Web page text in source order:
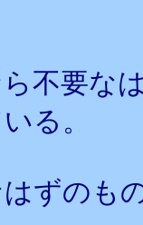
不要な
る。
ずのも